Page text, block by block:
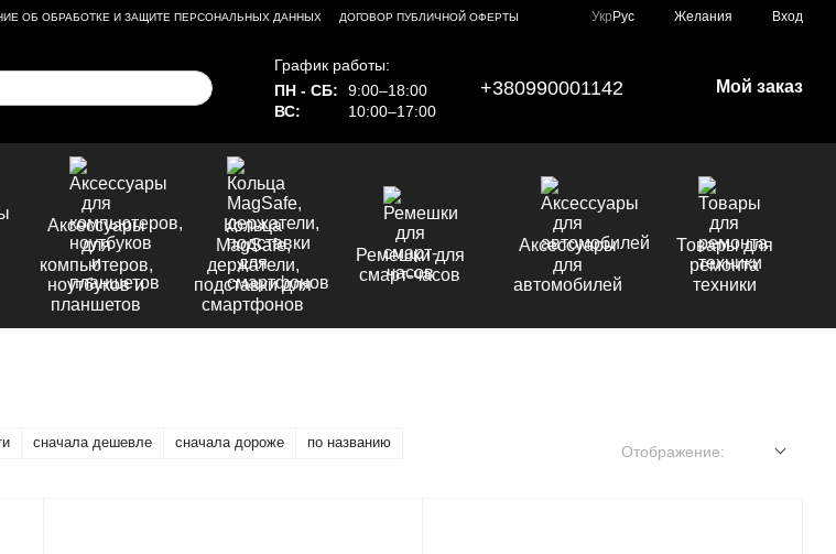
ОБ ОБРАБОТКЕ И ЗАЩИТЕ ПЕРСОНАЛЬНЫХ ДАННЫХ
ДОГОВОР ПУБЛИЧНОЙ ОФЕРТЫ
Укр Рус Желания Вход
График работы:
ПН - СБ:
9:00–18:00
ВС:
10:00–17:00
+380990001142 Мой заказ
Аксессуары
для
компьютеров,
ноутбуков и
планшетов
Кольца
MagSafe,
держатели,
подставки для
смартфонов
Ремешки для
смарт-часов
Аксессуары
для
автомобилей
Товары для
ремонта
техники
сначала дешевле сначала дороже по названию
Отображение: